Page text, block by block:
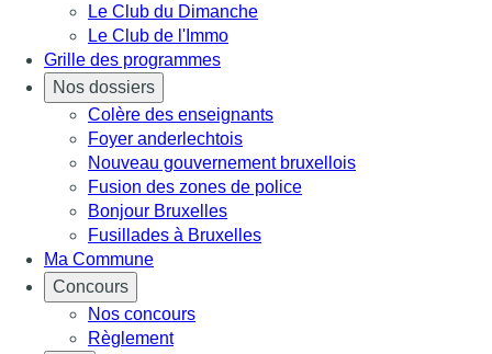
Le Club du Dimanche
Le Club de l'Immo
Grille des programmes
Nos dossiers
Colère des enseignants
Foyer anderlechtois
Nouveau gouvernement bruxellois
Fusion des zones de police
Bonjour Bruxelles
Fusillades à Bruxelles
Ma Commune
Concours
Nos concours
Règlement